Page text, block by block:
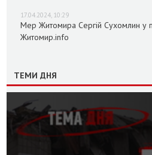
17.04.2024, 10:29
Мер Житомира Сергій Сухомлин у
Житомир.info
ТЕМИ ДНЯ